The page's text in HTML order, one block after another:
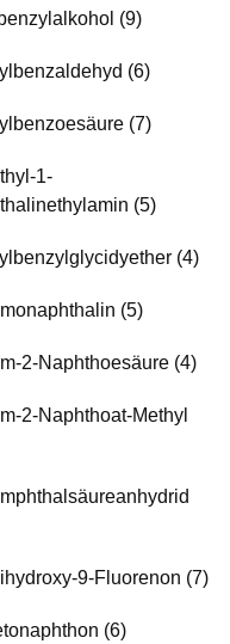
(9)
(6)
(7)
1-
(5)
(4)
(5)
2-Naphthoesäure (4)
2-Naphthoat-Methyl
9-Fluorenon (7)
(6)